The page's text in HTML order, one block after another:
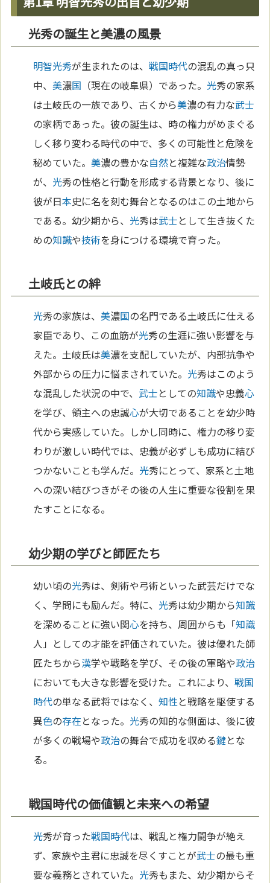
光秀の誕生と美濃の風景
明智光秀が生まれたのは、戦国時代の混乱の真っ只
中、美濃国 （現在の岐阜県）であった。 光秀の家系
は土岐氏の一族であり、古くから美濃の有力な武士
の家柄であった。彼の誕生は、時の権力がめまぐる
しく移り変わる時代の中で、多くの可能性と危険を
秘めていた。美濃の豊かな自然と複雑な政治情勢
が、 光秀の性格と行動を形成する背景となり、後に
彼が日本史に名を刻む舞台となるのはこの土地から
である。幼少期から、 光秀は武士として生き抜くた
めの知識や技術を身につける環境で育った。
土岐氏との絆
光秀の家族は、美濃国の名門である土岐氏に仕える
家臣であり、この血筋が光秀の生涯に強い影響を与
えた。土岐氏は美濃を支配していたが、内部抗争や
外部からの圧力に悩まされていた。 光秀はこのよう
な混乱した状況の中で、 武士としての知識や忠義心
を学び、領主への忠誠心が大切であることを幼少時
代から実感していた。しかし同時に、権力の移り変
わりが激しい時代では、忠義が必ずしも成功に結び
つかないことも学んだ。 光秀にとって、家系と土地
への深い結びつきがその後の人生に重要な役割を果
たすことになる。
幼少期の学びと師匠たち
幼い頃の光秀は、剣術や弓術といった武芸だけでな
く、学問にも励んだ。特に、 光秀は幼少期から知識
を深めることに強い関心を持ち、周囲からも「知識
人」としての才能を評価されていた。彼は優れた師
匠たちから漢学や戦略を学び、その後の軍略や政治
においても大きな影響を受けた。これにより、戦国
時代の単なる武将ではなく、知性と戦略を駆使する
異色の存在となった。 光秀の知的な側面は、後に彼
が多くの戦場や政治の舞台で成功を収める鍵とな
る。
戦国時代の価値観と未来への希望
光秀が育った戦国時代は、戦乱と権力闘争が絶え
ず、家族や主君に忠誠を尽くすことが武士の最も重
要な義務とされていた。 光秀もまた、幼少期からそ